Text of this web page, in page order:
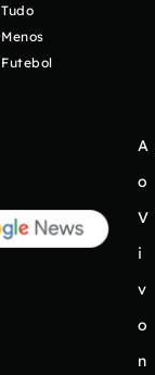
Tudo
Menos
Futebol
A
o
V
i
v
o
n